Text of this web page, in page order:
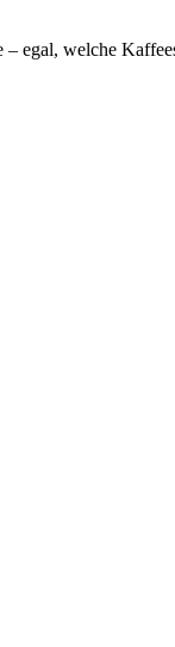
welche